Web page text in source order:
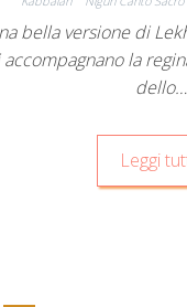
bella versione di
la
dello…
Leggi